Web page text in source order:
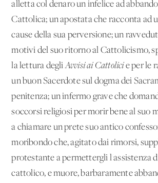
alletta col denaro un infelice ad
Cattolica; un apostata che racconta ad
cause della sua perversione; un
motivi del suo ritorno al Cattolicismo,
la lettura degliAvvisi ai Cattolicie per le
un buon Sacerdote sul dogma dei
penitenza; un infermo grave che
soccorsi religiosi per morir bene al suo
a chiamare un prete suo antico
moribondo che, agitato dai rimorsi,
protestante a permettergli l'assistenza
cattolico, e muore, barbaramente